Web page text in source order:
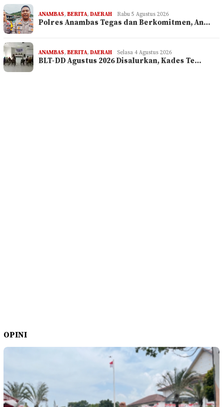
ANAMBAS, BERITA, DAERAH Rabu 5 Agustus 2026
Polres Anambas Tegas dan Berkomitmen, An…
ANAMBAS, BERITA, DAERAH Selasa 4 Agustus 2026
BLT-DD Agustus 2026 Disalurkan, Kades Te…
OPINI